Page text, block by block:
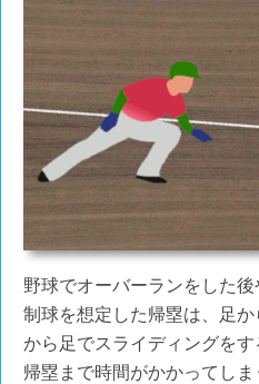
野球でオーバーランをした
制球を想定した帰塁は、足
から足でスライディングをす
帰塁まで時間がかかってし